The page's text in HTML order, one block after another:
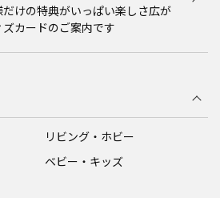
だけの特典がいっぱい楽しさ広が
ズカードのご案内です
リビング・ホビー
ベビー・キッズ